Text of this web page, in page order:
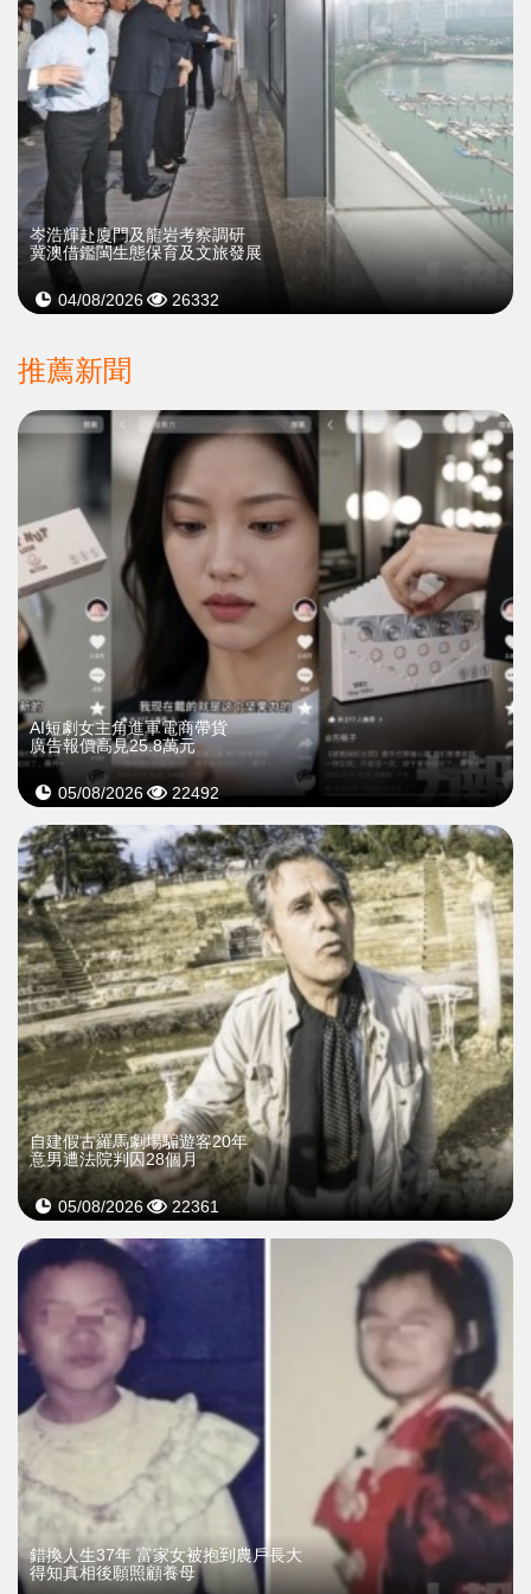
岑浩輝赴廈門及龍岩考察調研
冀澳借鑑閩生態保育及文旅發展
04/08/2026 26332
推薦新聞
AI短劇女主角進軍電商帶貨
廣告報價高見25.8萬元
05/08/2026 22492
自建假古羅馬劇場騙遊客20年
意男遭法院判囚28個月
05/08/2026 22361
錯換人生37年 富家女被抱到農戶長大
得知真相後願照顧養母